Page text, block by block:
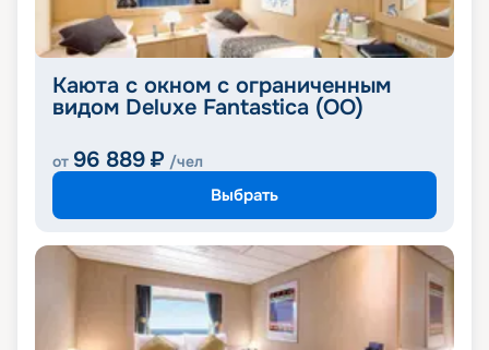
Каюта с окном с ограниченным
видом Deluxe Fantastica (OO)
от 96 889 ₽ /чел
Выбрать